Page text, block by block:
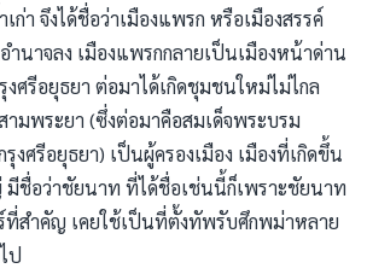
ก่า จึงได้ชื่อว่าเมืองแพรก หรือเมืองสรรค์
ำนาจลง เมืองแพรกกลายเป็นเมืองหน้าด่าน
ศรีอยุธยา ต่อมาได้เกิดชุมชนใหม่ไม่ไกล
ามพระยา (ซึ่งต่อมาคือสมเด็จพระบรม
งศรีอยุธยา) เป็นผู้ครองเมือง เมืองที่เกิดขึ้น
ชื่อว่าชัยนาท ที่ได้ชื่อเช่นนี้ก็เพราะชัยนาท
ที่สำคัญ เคยใช้เป็นที่ตั้งทัพรับศึกพม่าหลาย
ป